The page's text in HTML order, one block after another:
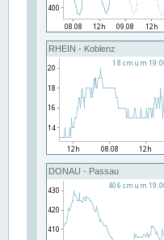
RHEIN - Koblenz
DONAU - Passau